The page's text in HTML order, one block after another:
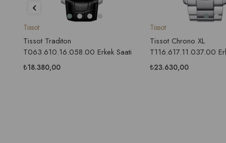
Tissot
Tissot Traditon
T063.610.16.058.00 Erkek Saati
₺18.380,00
Tissot
Tissot Chrono XL
T116.617.11.037.00
₺23.630,00